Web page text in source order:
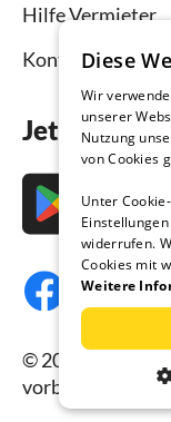
Hilfe Vermieter
Kontakt
Jetzt die
© 2026
vorbehalten.
Diese
Wir
unserer
Nutzung
von Cookies
Unter
widerrufen.
Cookies mit
Weitere